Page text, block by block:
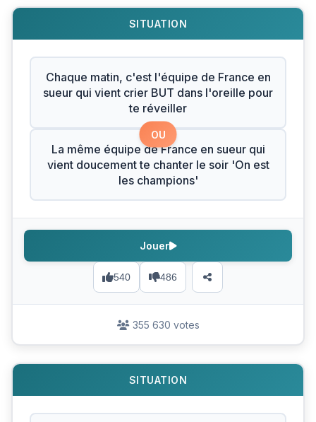
SITUATION
Chaque matin, c'est l'équipe de France en
sueur qui vient crier BUT dans l'oreille pour
te réveiller
OU
La même équipe de France en sueur qui
vient doucement te chanter le soir 'On est
les champions'
540 486
Jouer
355 630 votes
SITUATION